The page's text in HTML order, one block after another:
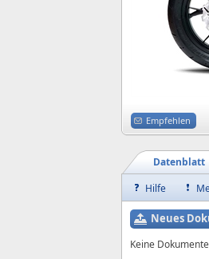
Empfehlen
Datenblatt
Hilfe
Neues
Keine